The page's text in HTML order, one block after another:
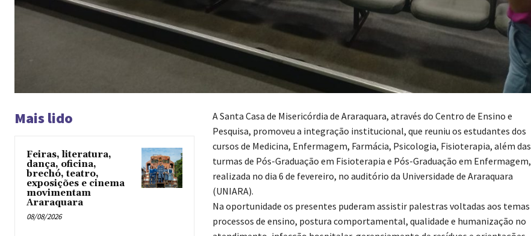
Mais lido
Feiras, literatura,
dança, oficina,
brechó, teatro,
exposições e cinema
movimentam
Araraquara
08/08/2026
A Santa Casa de Misericórdia de Araraquara, através do Centro de Ensino e
Pesquisa, promoveu a integração institucional, que reuniu os estudantes dos
cursos de Medicina, Enfermagem, Farmácia, Psicologia, Fisioterapia, além das
turmas de Pós-Graduação em Fisioterapia e Pós-Graduação em Enfermagem,
realizada no dia 6 de fevereiro, no auditório da Universidade de Araraquara
(UNIARA).
Na oportunidade os presentes puderam assistir palestras voltadas aos temas
processos de ensino, postura comportamental, qualidade e humanização no